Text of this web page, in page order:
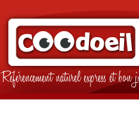
Référencement naturel express et